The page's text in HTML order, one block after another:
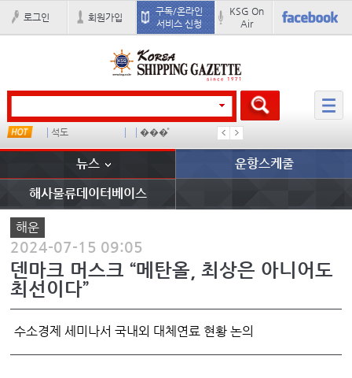
로그인 회원가입
구독/온라인
서비스 신청
KSG On
Air
미중 냉동 미국
뉴스 운항스케줄
해사물류데이터베이스
해운
2024-07-15 09:05
덴마크 머스크 “메탄올, 최상은 아니어도
최선이다”
수소경제 세미나서 국내외 대체연료 현황 논의